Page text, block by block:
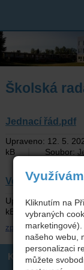
Školská
Jednací řád.pdf
Upraveno: 12. 5.
kB
Soubor:
Volebni-rad-
Upraveno: 12. 5.
kB
| Soubor:
zpět
Kontakt
Kliknutím na
vybraných
našeho webu,
personalizaci
můžete